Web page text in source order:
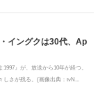
イングクは30代、Ap
』が、放送から10年が経つ。
しさが残る。(画像出典：tvN...